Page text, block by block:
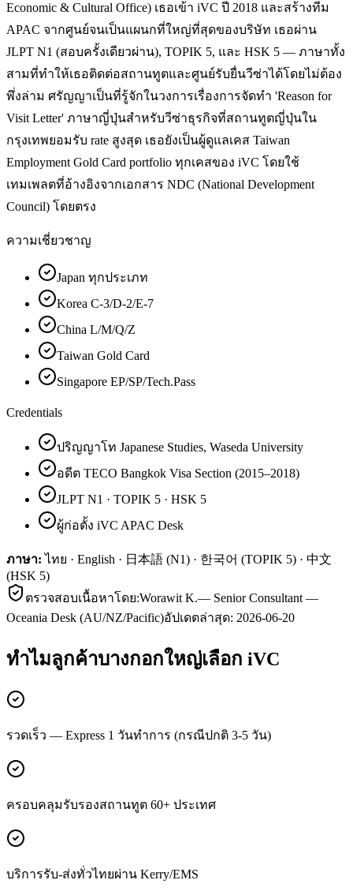
Economic & Cultural Office) เธอเข้า iVC ปี 2018 และสร้างทีม
APAC จากศูนย์จนเป็นแผนกที่ใหญ่ที่สุดของบริษัท เธอผ่าน
JLPT N1 (สอบครั้งเดียวผ่าน), TOPIK 5, และ HSK 5 — ภาษาทั้ง
สามที่ทำให้เธอติดต่อสถานทูตและศูนย์รับยื่นวีซ่าได้โดยไม่ต้อง
พึ่งล่าม ศรัญญาเป็นที่รู้จักในวงการเรื่องการจัดทำ 'Reason for
Visit Letter' ภาษาญี่ปุ่นสำหรับวีซ่าธุรกิจที่สถานทูตญี่ปุ่นใน
กรุงเทพยอมรับ rate สูงสุด เธอยังเป็นผู้ดูแลเคส Taiwan
Employment Gold Card portfolio ทุกเคสของ iVC โดยใช้
เทมเพลตที่อ้างอิงจากเอกสาร NDC (National Development
Council) โดยตรง
ความเชี่ยวชาญ
Japan ทุกประเภท
Korea C-3/D-2/E-7
China L/M/Q/Z
Taiwan Gold Card
Singapore EP/SP/Tech.Pass
Credentials
ปริญญาโท Japanese Studies, Waseda University
อดีต TECO Bangkok Visa Section (2015–2018)
JLPT N1 · TOPIK 5 · HSK 5
ผู้ก่อตั้ง iVC APAC Desk
ภาษา: ไทย · English · 日本語 (N1) · 한국어 (TOPIK 5) · 中文
(HSK 5)
ตรวจสอบเนื้อหาโดย:Worawit K.— Senior Consultant —
Oceania Desk (AU/NZ/Pacific)อัปเดตล่าสุด: 2026-06-20
ทำไมลูกค้าบางกอกใหญ่เลือก iVC
รวดเร็ว — Express 1 วันทำการ (กรณีปกติ 3-5 วัน)
ครอบคลุมรับรองสถานทูต 60+ ประเทศ
บริการรับ-ส่งทั่วไทยผ่าน Kerry/EMS